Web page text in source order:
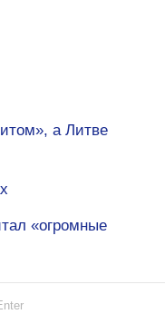
а Литве
«огромные